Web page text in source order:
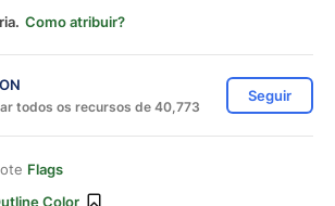
Como atribuir?
todos os recursos de 40,773
Seguir
Flags
Color